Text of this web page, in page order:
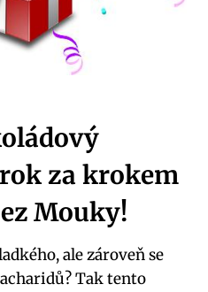
za krokem
Mouky!
ale zároveň se
‍Tak​ tento